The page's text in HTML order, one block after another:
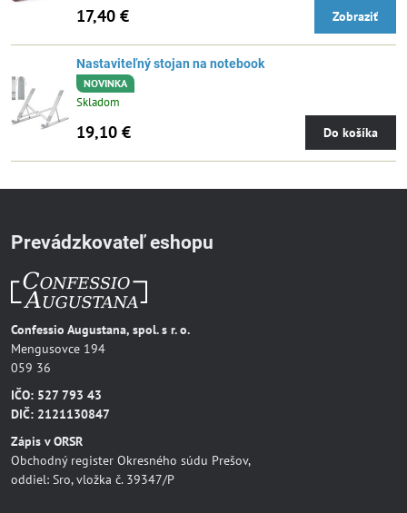
17,40 € Zobraziť
Nastaviteľný stojan na notebook
NOVINKA
Skladom
19,10 € Do košíka
Prevádzkovateľ eshopu
Confessio Augustana, spol. s r. o.
Mengusovce 194
059 36
IČO: 527 793 43
DIČ: 2121130847
Zápis v ORSR
Obchodný register Okresného súdu Prešov,
oddiel: Sro, vložka č. 39347/P